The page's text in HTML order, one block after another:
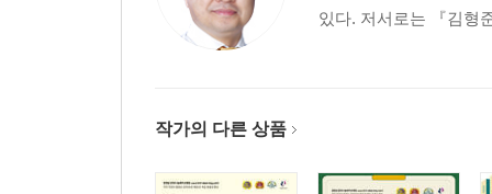
있다. 저서로는 『김형
작가의 다른 상품